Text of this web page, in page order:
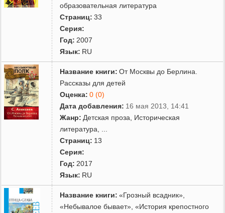
образовательная литература
Страниц: 33
Серия:
Год: 2007
Язык: RU
Название книги: От Москвы до Берлина.
Рассказы для детей
Оценка: 0 (0)
Дата добавления: 16 мая 2013, 14:41
Жанр: Детская проза
Историческая
литература
Страниц: 13
Серия:
Год: 2017
Язык: RU
Название книги: «Грозный всадник»,
«Небывалое бывает», «История крепостного